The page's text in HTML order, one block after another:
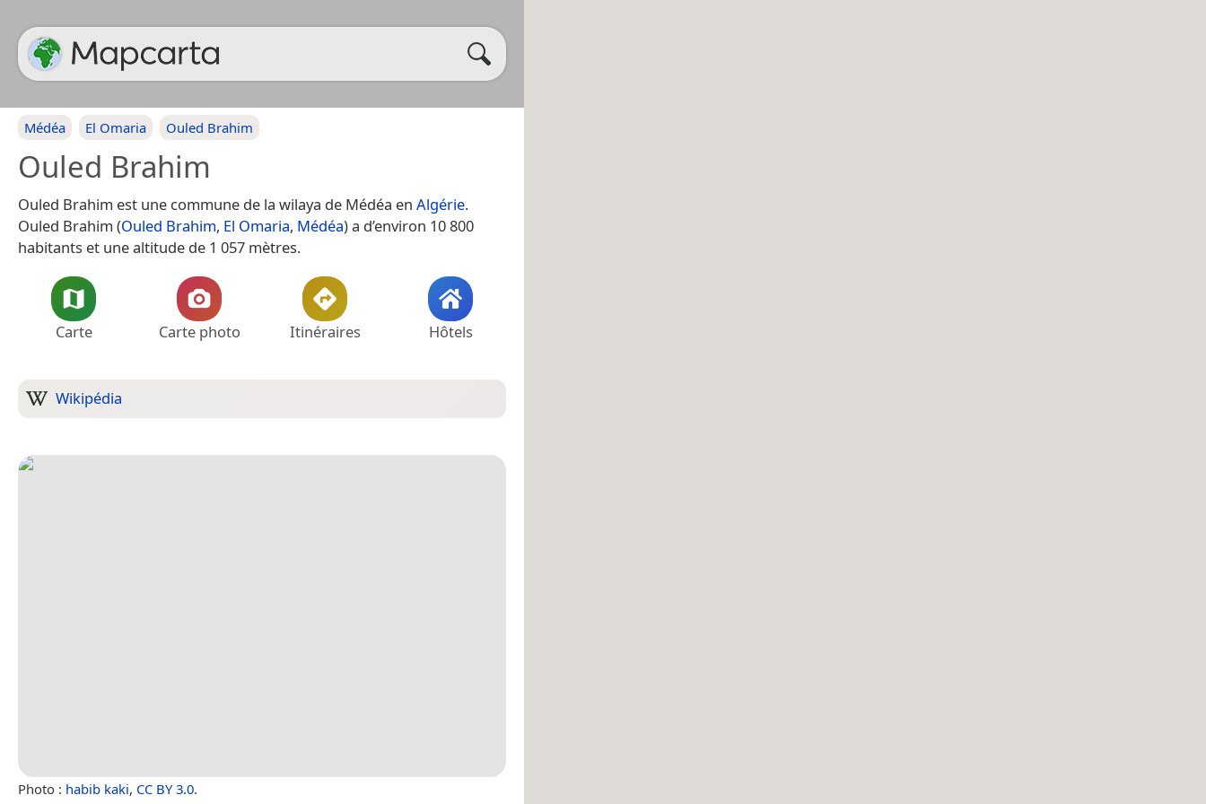
Médéa El Omaria Ouled Brahim
Ouled Brahim
Ouled Brahim est une commune de la wilaya de Médéa en Algérie.
Ouled Brahim (Ouled Brahim, El Omaria, Médéa) a d’environ 10 800
habitants et une altitude de 1 057 mètres.
Carte Carte photo Itinéraires Hôtels
Wikipédia
Photo : habib kaki, CC BY 3.0.